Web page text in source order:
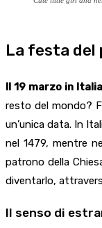
La festa del
Il 19 marzo in
resto del mondo?
un’unica data. In
nel 1479, mentre
patrono della
diventarlo,
Il senso di